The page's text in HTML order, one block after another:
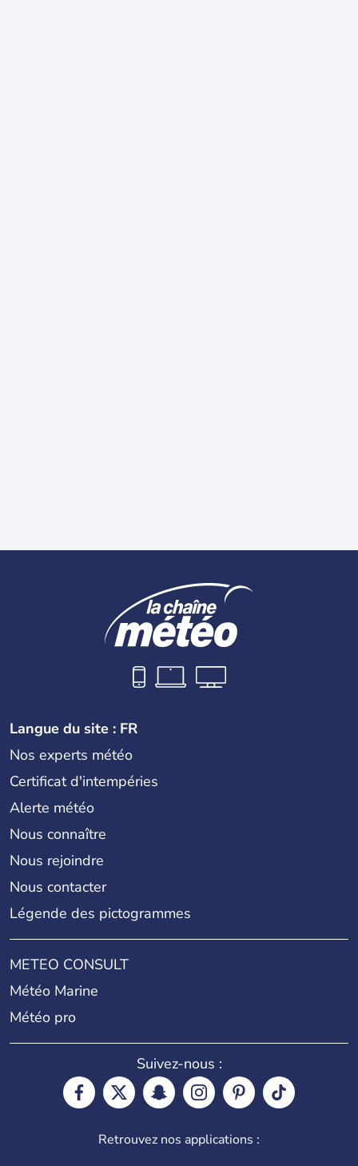
Langue du site : FR
Nos experts météo
Certificat d'intempéries
Alerte météo
Nous connaître
Nous rejoindre
Nous contacter
Légende des pictogrammes
METEO CONSULT
Météo Marine
Météo pro
Suivez-nous :
Retrouvez nos applications :